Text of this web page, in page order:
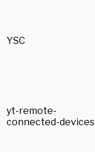
YSC
yt-remote-
connected-devices